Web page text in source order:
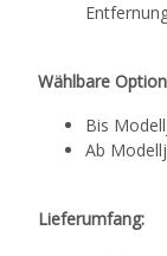
Wählbare
Bis
Ab
Lieferumfang: